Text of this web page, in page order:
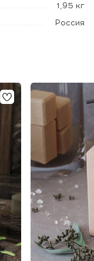
1,95 кг
Россия